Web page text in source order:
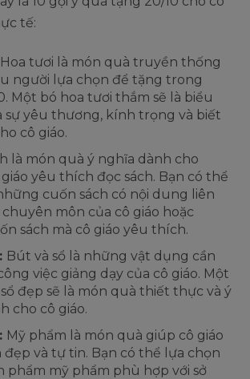
tế:
Hoa tươi là món quà truyền thống
người lựa chọn để tặng trong
Một bó hoa tươi thắm sẽ là biểu
sự yêu thương, kính trọng và biết
cô giáo.
là món quà ý nghĩa dành cho
yêu thích đọc sách. Bạn có thể
cuốn sách có nội dung liên
môn của cô giáo hoặc
sách mà cô giáo yêu thích.
Bút và sổ là những vật dụng cần
việc giảng dạy của cô giáo. Một
đẹp sẽ là món quà thiết thực và ý
cho cô giáo.
Mỹ phẩm là món quà giúp cô giáo
và tự tin. Bạn có thể lựa chọn
phẩm mỹ phẩm phù hợp với sở